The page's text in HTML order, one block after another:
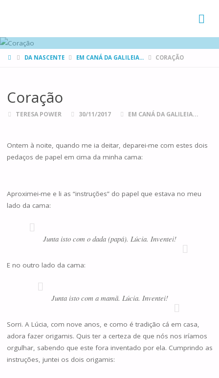
HOMEDA NASCENTE EM CANÁ DA GALILEIA... CORAÇÃO
Coração
TERESA POWER 30/11/2017 EM CANÁ DA GALILEIA...
Ontem à noite, quando me ia deitar, deparei-me com estes dois
pedaços de papel em cima da minha cama:
Aproximei-me e li as “instruções” do papel que estava no meu
lado da cama:
Junta isto com o dada (papá). Lúcia. Inventei!
E no outro lado da cama:
Junta isto com a mamã. Lúcia. Inventei!
Sorri. A Lúcia, com nove anos, e como é tradição cá em casa,
adora fazer origamis. Quis ter a certeza de que nós nos iríamos
orgulhar, sabendo que este fora inventado por ela. Cumprindo as
instruções, juntei os dois origamis: